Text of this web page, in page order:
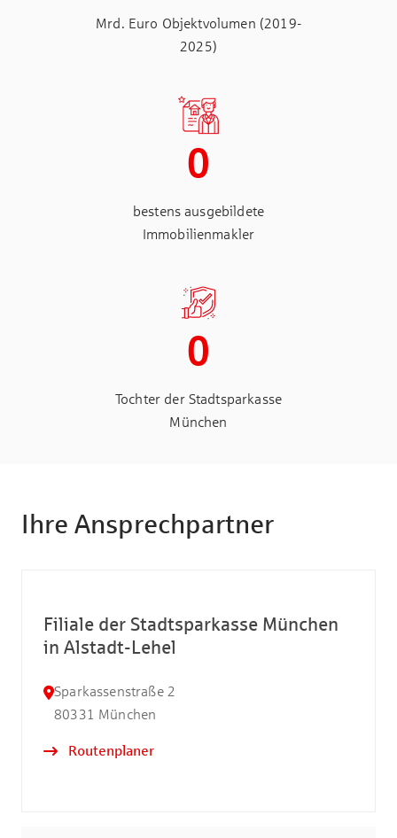
Mrd. Euro Objektvolumen (2019-
2025)
0
bestens ausgebildete
Immobilienmakler
0
Tochter der Stadtsparkasse
München
Ihre Ansprechpartner
Filiale der Stadtsparkasse München
in Alstadt-Lehel
Sparkassenstraße 2
80331 München
Routenplaner